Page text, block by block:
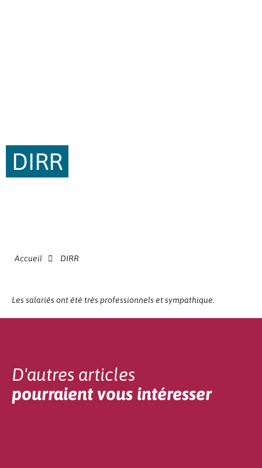
DIRR
Accueil DIRR
Les salariés ont été très professionnels et sympathique.
D'autres articles
pourraient vous intéresser